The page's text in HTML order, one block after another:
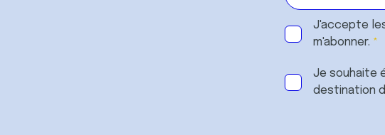
J'accepte
m'abonner.
Je souhaite
destination